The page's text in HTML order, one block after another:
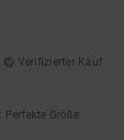
Verifizierter Kauf
: Perfekte Größe